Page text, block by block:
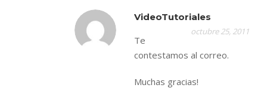
VideoTutoriales
octubre 25, 2011
Te
contestamos al correo.
Muchas gracias!